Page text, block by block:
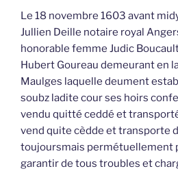
Le 18 novembre 1603 avant
Jullien Deille notaire royal
honorable femme Judic
Hubert Goureau demeurant en
Maulges laquelle deument
soubz ladite cour ses hoirs
vendu quitté ceddé et
vend quite cèdde et transporte
toujoursmais permétuellement
garantir de tous troubles et